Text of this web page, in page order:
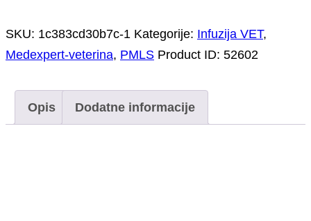
SKU: 1c383cd30b7c-1 Kategorije: Infuzija VET,
Medexpert-veterina, PMLS Product ID: 52602
Opis Dodatne informacije